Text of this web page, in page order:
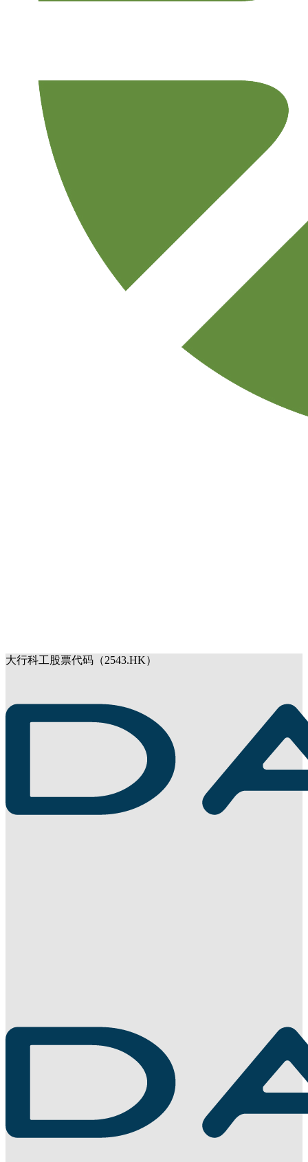
大行科工股票代码（2543.HK）